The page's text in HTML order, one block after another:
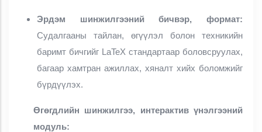
Эрдэм шинжилгээний бичвэр, формат:
Судалгааны тайлан, өгүүлэл болон техникийн
баримт бичгийг LaTeX стандартаар боловсруулах,
багаар хамтран ажиллах, хяналт хийх боломжийг
бүрдүүлэх.
Өгөгдлийн шинжилгээ, интерактив үнэлгээний
модуль: